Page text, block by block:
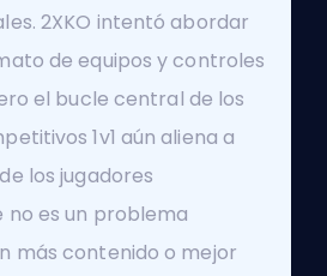
2XKO intentó abordar
de equipos y controles
el bucle central de los
1v1 aún aliena a
los jugadores
no es un problema
más contenido o mejor